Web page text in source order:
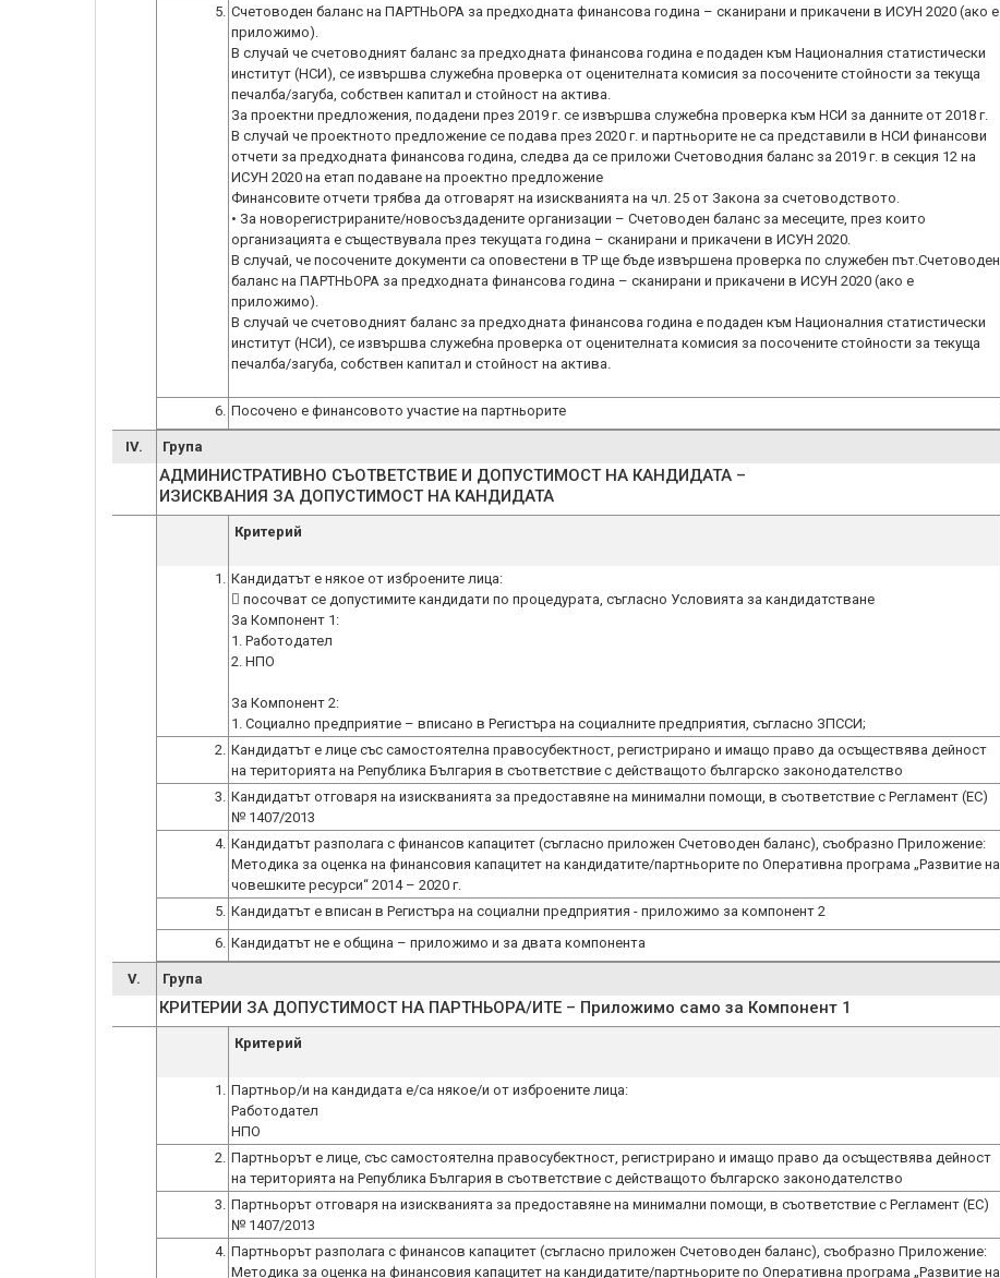
5. Счетоводен баланс на ПАРТНЬОРА за предходната финансова година – сканирани и прикачени в ИСУН 2020 (ако е
приложимо).
В случай че счетоводният баланс за предходната финансова година е подаден към Националния статистически
институт (НСИ), се извършва служебна проверка от оценителната комисия за посочените стойности за текуща
печалба/загуба, собствен капитал и стойност на актива.
За проектни предложения, подадени през 2019 г. се извършва служебна проверка към НСИ за данните от 2018 г.
В случай че проектното предложение се подава през 2020 г. и партньорите не са представили в НСИ финансови
отчети за предходната финансова година, следва да се приложи Счетоводния баланс за 2019 г. в секция 12 на
ИСУН 2020 на етап подаване на проектно предложение
Финансовите отчети трябва да отговарят на изискванията на чл. 25 от Закона за счетоводството.
• За новорегистрираните/новосъздадените организации – Счетоводен баланс за месеците, през които
организацията е съществувала през текущата година – сканирани и прикачени в ИСУН 2020.
В случай, че посочените документи са оповестени в ТР ще бъде извършена проверка по служебен път.Счетоводен
баланс на ПАРТНЬОРА за предходната финансова година – сканирани и прикачени в ИСУН 2020 (ако е
приложимо).
В случай че счетоводният баланс за предходната финансова година е подаден към Националния статистически
институт (НСИ), се извършва служебна проверка от оценителната комисия за посочените стойности за текуща
печалба/загуба, собствен капитал и стойност на актива.
6. Посочено е финансовото участие на партньорите
IV. Група
АДМИНИСТРАТИВНО СЪОТВЕТСТВИЕ И ДОПУСТИМОСТ НА КАНДИДАТА –
Критерий
1. Кандидатът е някое от изброените лица:
 посочват се допустимите кандидати по процедурата, съгласно Условията за кандидатстване
За Компонент 1:
1. Работодател
2. НПО
За Компонент 2:
2. Кандидатът е лице със самостоятелна правосубектност, регистрирано и имащо право да осъществява дейност
на територията на Република България в съответствие с действащото българско законодателство
3. Кандидатът отговаря на изискванията за предоставяне на минимални помощи, в съответствие с Регламент (ЕС)
№ 1407/2013
4. Кандидатът разполага с финансов капацитет (съгласно приложен Счетоводен баланс), съобразно Приложение:
Методика за оценка на финансовия капацитет на кандидатите/партньорите по Оперативна програма „Развитие на
човешките ресурси“ 2014 – 2020 г.
5. Кандидатът е вписан в Регистъра на социални предприятия - приложимо за компонент 2
6. Кандидатът не е община – приложимо и за двата компонента
V. Група
КРИТЕРИИ ЗА ДОПУСТИМОСТ НА ПАРТНЬОРА/ИТЕ – Приложимо само за Компонент 1
Критерий
1. Партньор/и на кандидата е/са някое/и от изброените лица:
Работодател
2. Партньорът е лице, със самостоятелна правосубектност, регистрирано и имащо право да осъществява дейност
на територията на Република България в съответствие с действащото българско законодателство
3. Партньорът отговаря на изискванията за предоставяне на минимални помощи, в съответствие с Регламент (ЕС)
№ 1407/2013
4. Партньорът разполага с финансов капацитет (съгласно приложен Счетоводен баланс), съобразно Приложение:
Методика за оценка на финансовия капацитет на кандидатите/партньорите по Оперативна програма „Развитие на